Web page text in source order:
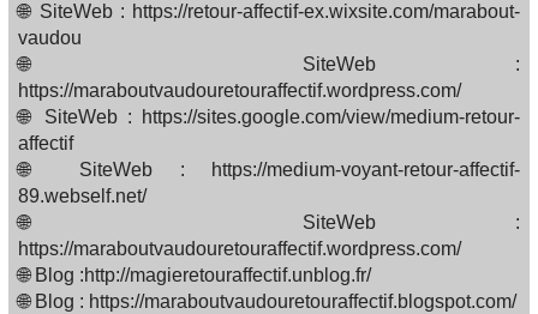
🌐 SiteWeb : https://retour-affectif-ex.wixsite.com/marabout-
vaudou
🌐 SiteWeb :
https://maraboutvaudouretouraffectif.wordpress.com/
🌐 SiteWeb : https://sites.google.com/view/medium-retour-
affectif
🌐 SiteWeb : https://medium-voyant-retour-affectif-
89.webself.net/
🌐 SiteWeb :
https://maraboutvaudouretouraffectif.wordpress.com/
🌐 Blog :http://magieretouraffectif.unblog.fr/
🌐 Blog : https://maraboutvaudouretouraffectif.blogspot.com/